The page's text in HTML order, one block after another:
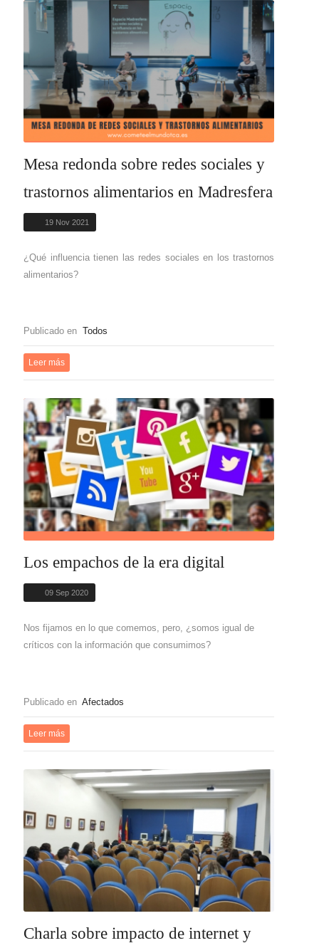
Mesa redonda sobre redes sociales y
trastornos alimentarios en Madresfera
19 Nov 2021
¿Qué influencia tienen las redes sociales en los trastornos
alimentarios?
Publicado en Todos
Leer más
Los empachos de la era digital
09 Sep 2020
Nos fijamos en lo que comemos, pero, ¿somos igual de
críticos con la información que consumimos?
Publicado en Afectados
Leer más
Charla sobre impacto de internet y